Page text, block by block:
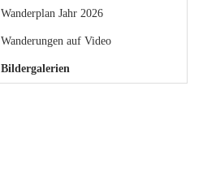
Wanderplan Jahr 2026
Wanderungen auf Video
Bildergalerien